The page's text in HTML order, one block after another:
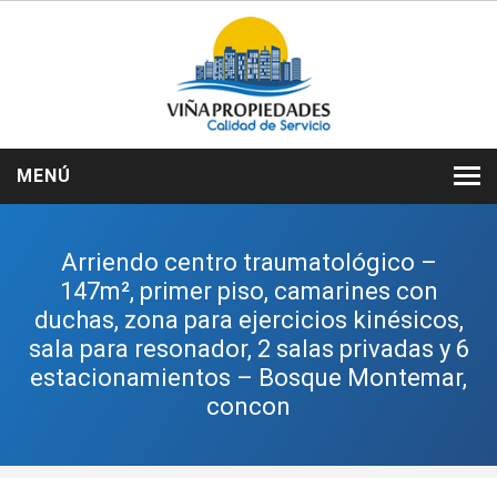
MENÚ
NOSOTROS
VENTAS
ARRIENDOS
CONTACTO
Arriendo centro traumatológico –
147m², primer piso, camarines con
duchas, zona para ejercicios kinésicos,
sala para resonador, 2 salas privadas y 6
estacionamientos – Bosque Montemar,
concon